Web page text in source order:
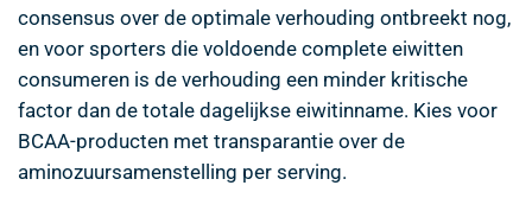
consensus over de optimale verhouding ontbreekt nog,
en voor sporters die voldoende complete eiwitten
consumeren is de verhouding een minder kritische
factor dan de totale dagelijkse eiwitinname. Kies voor
BCAA-producten met transparantie over de
aminozuursamenstelling per serving.